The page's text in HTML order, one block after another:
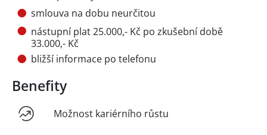
smlouva na dobu neurčitou
nástupní plat 25.000,- Kč po zkušební době
33.000,- Kč
bližší informace po telefonu
Benefity
Možnost kariérního růstu